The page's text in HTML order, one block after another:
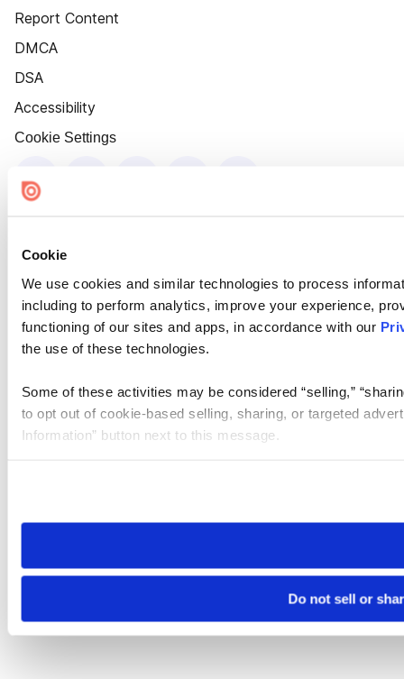
Cookie
We use cookies and similar technologies to process
including to perform analytics, improve your experience,
functioning of our sites and apps, in accordance with our
the use of these technologies.
Some of these activities may be considered “selling,”
to opt out of cookie-based selling, sharing, or targeted
Information” button next to this message.
need to be set again.
Do not sell or
Report Content
DMCA
DSA
Accessibility
Cookie Settings